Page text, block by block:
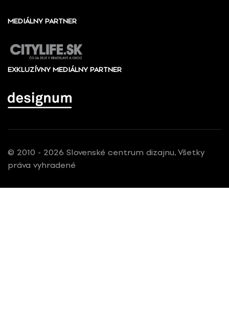
MEDIÁLNY PARTNER
EXKLUZÍVNY MEDIÁLNY PARTNER
© 2010 - 2026 Slovenské centrum dizajnu, Všetky
práva vyhradené